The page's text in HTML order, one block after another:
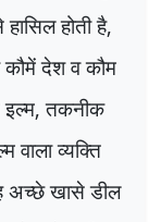
होती है,
कौमें देश व कौम
,तकनीक
वाला व्यक्ति
अच्छे खासे डील